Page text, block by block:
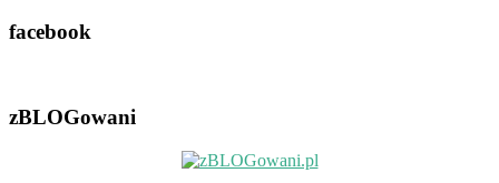
facebook
zBLOGowani